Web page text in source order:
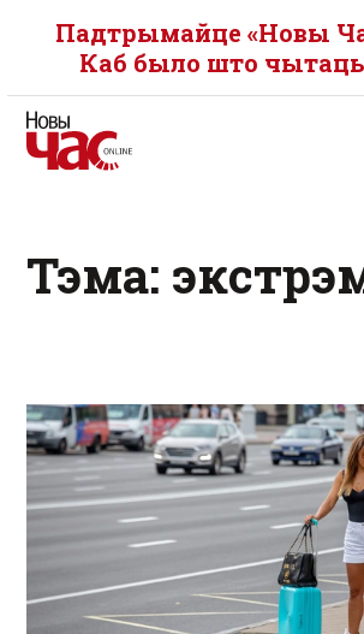
Падтрымайце «Новы
Каб было што
Тэма: